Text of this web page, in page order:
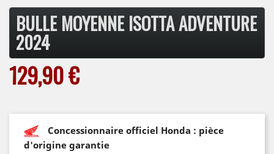
BULLE MOYENNE ISOTTA ADVENTURE
2024
129,90 €
Concessionnaire officiel Honda : pièce
d'origine garantie